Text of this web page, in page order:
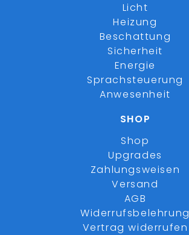
Licht
Heizung
Beschattung
Sicherheit
Energie
Sprachsteuerung
Anwesenheit
SHOP
Shop
Upgrades
Zahlungsweisen
Versand
AGB
Widerrufsbelehrung
Vertrag widerrufen